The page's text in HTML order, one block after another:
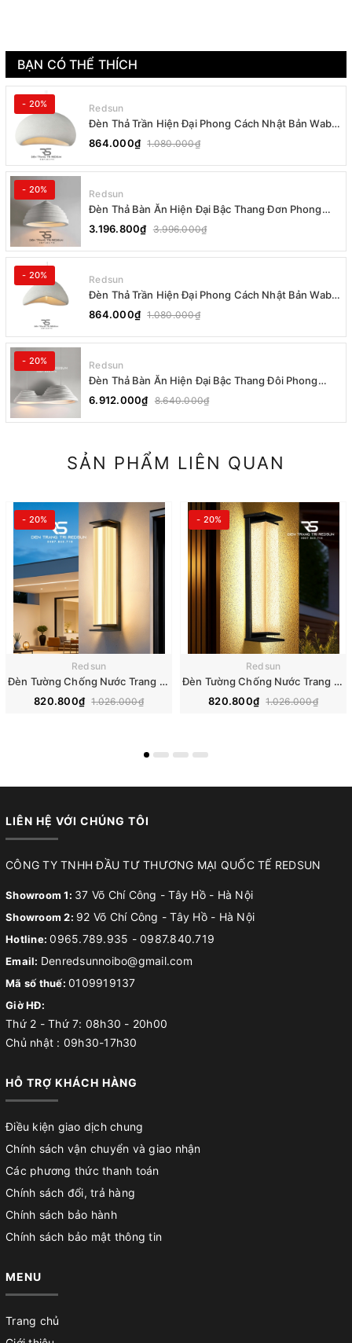
BẠN CÓ THỂ THÍCH
- 20% Redsun
Đèn Thả Trần Hiện Đại Phong Cách Nhật Bản Wabi-
sabi CDT-T036 Dáng B
864.000₫ 1.080.000₫
- 20% Redsun
Đèn Thả Bàn Ăn Hiện Đại Bậc Thang Đơn Phong
Cách Nhật Bản Wabi-sabi DC-T078B
3.196.800₫ 3.996.000₫
- 20% Redsun
Đèn Thả Trần Hiện Đại Phong Cách Nhật Bản Wabi-
sabi CDT-T036 Dáng A
864.000₫ 1.080.000₫
- 20% Redsun
Đèn Thả Bàn Ăn Hiện Đại Bậc Thang Đôi Phong
Cách Nhật Bản Wabi-sabi DC-T078A
6.912.000₫ 8.640.000₫
SẢN PHẨM LIÊN QUAN
- 20%
Redsun
Đèn Tường Chống Nước Trang Trí Ngoài Trời Nhà Hàng, Khách Sạn, Biệt Thự, Sân Vườn DTOD-001
820.800₫ 1.026.000₫
- 20%
Redsun
Đèn Tường Chống Nước Trang Trí Ngoài Trời Nhà Hàng, Khách Sạn, Biệt Thự, Sân Vườn DTOD-002
820.800₫ 1.026.000₫
LIÊN HỆ VỚI CHÚNG TÔI
CÔNG TY TNHH ĐẦU TƯ THƯƠNG MẠI QUỐC TẾ REDSUN
Showroom 1: 37 Võ Chí Công - Tây Hồ - Hà Nội
Showroom 2: 92 Võ Chí Công - Tây Hồ - Hà Nội
Hotline:0965.789.935 - 0987.840.719
Email: Denredsunnoibo@gmail.com
Mã số thuế: 0109919137
Giờ HĐ:
Thứ 2 - Thứ 7: 08h30 - 20h00
Chủ nhật : 09h30-17h30
HỖ TRỢ KHÁCH HÀNG
Điều kiện giao dịch chung
Chính sách vận chuyển và giao nhận
Các phương thức thanh toán
Chính sách đổi, trả hàng
Chính sách bảo hành
Chính sách bảo mật thông tin
MENU
Trang chủ